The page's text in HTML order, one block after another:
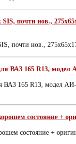
почти нов.,
почти нов.,
ВАЗ 165 R13,
ВАЗ 165 R13, модел
состояние +
состояние +